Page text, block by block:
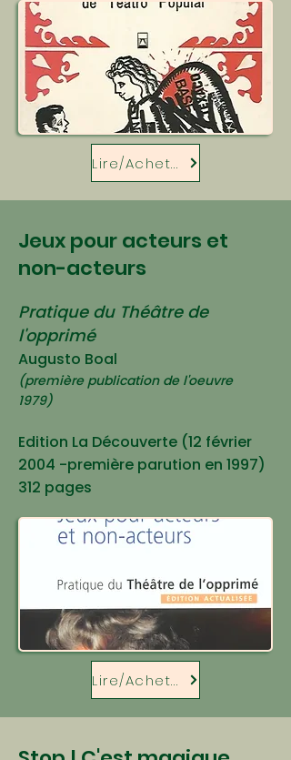
Lire/Acheter
Jeux pour acteurs et
non-acteurs
Pratique du Théâtre de
l'opprimé
Augusto Boal
(première publication de l'oeuvre
1979)
Edition La Découverte (12 février
2004 -première parution en 1997)
312 pages
Lire/Acheter